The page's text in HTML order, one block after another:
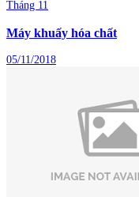
Tháng 11
Máy khuấy hóa chất
05/11/2018